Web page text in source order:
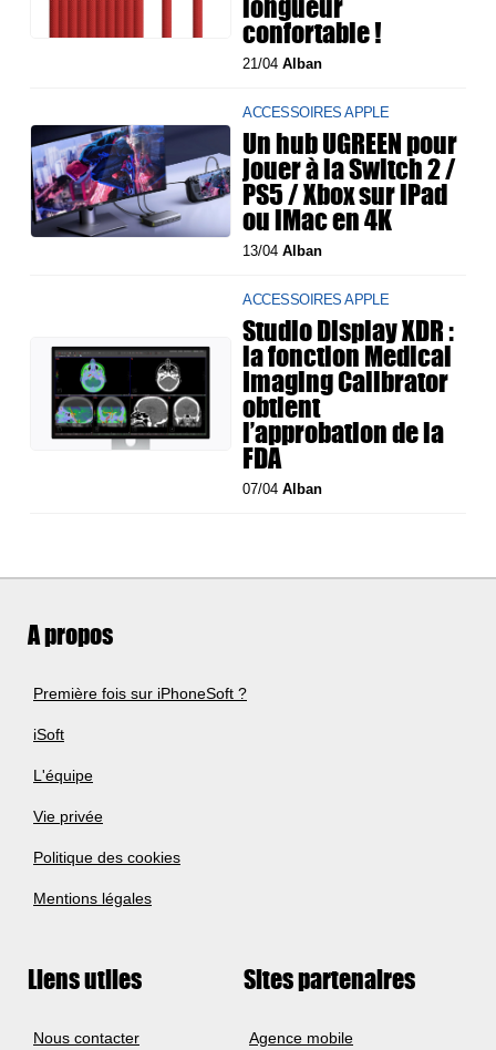
confortable !
21/04Alban
ACCESSOIRES APPLE
Un hub UGREEN pour
jouer à la Switch 2 /
PS5 / Xbox sur iPad
ou iMac en 4K
13/04Alban
ACCESSOIRES APPLE
Studio Display XDR :
la fonction Medical
Imaging Calibrator
obtient
l’approbation de la
FDA
07/04Alban
A propos
Première fois sur iPhoneSoft ?
iSoft
L'équipe
Vie privée
Politique des cookies
Mentions légales
Liens utiles
Nous contacter
Sites partenaires
Agence mobile